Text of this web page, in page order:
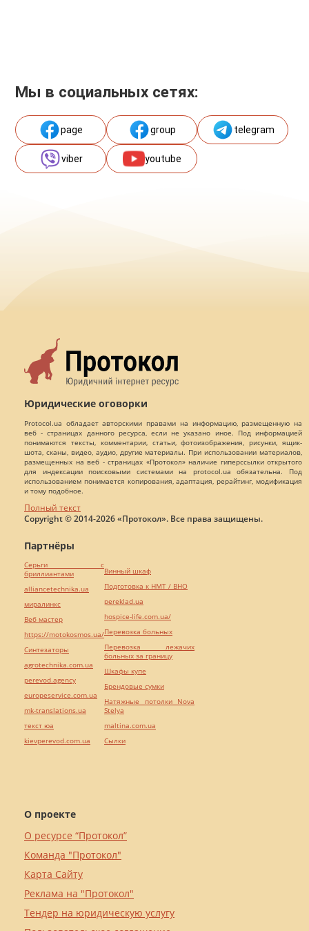
Мы в социальных сетях:
page group telegram
viber youtube
Юридические оговорки
Protocol.ua обладает авторскими правами на информацию, размещенную на
веб - страницах данного ресурса, если не указано иное. Под информацией
понимаются тексты, комментарии, статьи, фотоизображения, рисунки, ящик-
шота, сканы, видео, аудио, другие материалы. При использовании материалов,
размещенных на веб - страницах «Протокол» наличие гиперссылки открытого
для индексации поисковыми системами на protocol.ua обязательна. Под
использованием понимается копирования, адаптация, рерайтинг, модификация
и тому подобное.
Полный текст
Copyright © 2014-2026 «Протокол». Все права защищены.
О проекте
О ресурсе “Протокол”
Команда "Протокол"
Карта Сайту
Реклама на "Протокол"
Тендер на юридическую услугу
Партнёры
Серьги с
бриллиантами
alliancetechnika.ua
миралинкс
Веб мастер
https://motokosmos.ua/
Синтезаторы
agrotechnika.com.ua
perevod.agency
europeservice.com.ua
mk-translations.ua
текст юа
kievperevod.com.ua
Винный шкаф
Подготовка к НМТ / ВНО
pereklad.ua
hospice-life.com.ua/
Перевозка больных
Перевозка лежачих
больных за границу
Шкафы купе
Брендовые сумки
Натяжные потолки Nova
Stelya
maltina.com.ua
Cылки